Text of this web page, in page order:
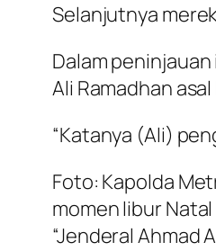
Selanjutnya
Dalam
Ali Ramadhan
“Katanya (Ali)
Foto: Kapolda
momen libur
“Jenderal Ahmad